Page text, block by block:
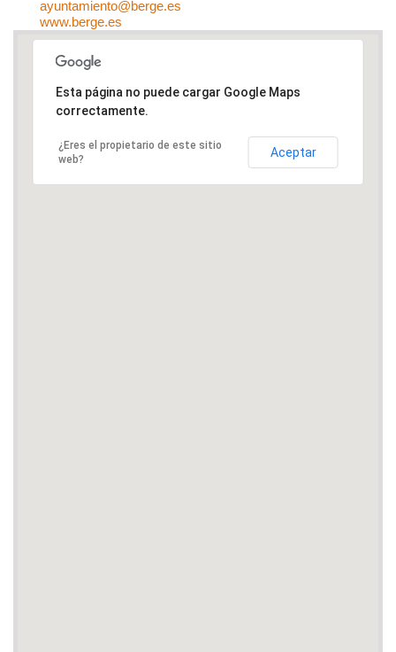
ayuntamiento@berge.es
www.berge.es
Esta página no puede cargar Google Maps
correctamente.
¿Eres el propietario de este sitio
web?
Aceptar